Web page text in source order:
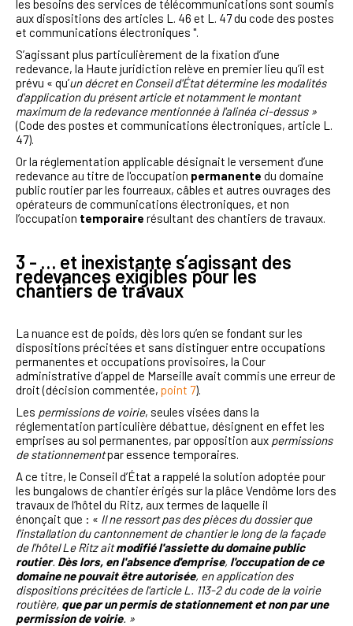
les besoins des services de télécommunications sont soumis
aux dispositions des articles L. 46 et L. 47 du code des postes
et communications électroniques ".
S’agissant plus particulièrement de la fixation d’une
redevance, la Haute juridiction relève en premier lieu qu’il est
prévu « qu’un décret en Conseil d'État détermine les modalités
d'application du présent article et notamment le montant
maximum de la redevance mentionnée à l'alinéa ci-dessus »
(Code des postes et communications électroniques, article L.
47).
Or la réglementation applicable désignait le versement d’une
redevance au titre de l'occupation permanente du domaine
public routier par les fourreaux, câbles et autres ouvrages des
opérateurs de communications électroniques, et non
l’occupation temporaire résultant des chantiers de travaux.
3 - … et inexistante s’agissant des
redevances exigibles pour les
chantiers de travaux
La nuance est de poids, dès lors qu’en se fondant sur les
dispositions précitées et sans distinguer entre occupations
permanentes et occupations provisoires, la Cour
administrative d’appel de Marseille avait commis une erreur de
droit (décision commentée, point 7).
Les permissions de voirie, seules visées dans la
réglementation particulière débattue, désignent en effet les
emprises au sol permanentes, par opposition aux permissions
de stationnementpar essence temporaires.
A ce titre, le Conseil d’État a rappelé la solution adoptée pour
les bungalows de chantier érigés sur la plâce Vendôme lors des
travaux de l’hôtel du Ritz, aux termes de laquelle il
énonçait que : « Il ne ressort pas des pièces du dossier que
l'installation du cantonnement de chantier le long de la façade
de l'hôtel Le Ritz aitmodifié l'assiette du domaine public
routier. Dès lors, en l'absence d'emprise, l'occupation de ce
domaine ne pouvait être autorisée, en application des
dispositions précitées de l'article L. 113-2 du code de la voirie
routière, que par un permis de stationnement et non par une
permission de voirie. »